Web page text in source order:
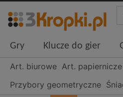
Gry Klucze do gier
Art. biurowe Art. papiernicze
Przybory geometryczne